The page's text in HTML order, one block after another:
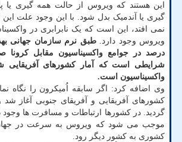
این هستند که ویروس از حالت همه گیری یا
گیری یا آندمیک بدل شود. با این وجود علت این
نمی افتد، این است که یک نابرابری در
ویروس وجود دارد.
درصد در جوامع واکسیناسیون مقابل کرونا
شرایطی است که آمار کشورهای
واکسیناسیون است.
وی اضافه کرد: اگر سابقه اُمیکرون را نگاه
کشورهای آفریقایی و آفریقای جنوبی آغاز
گردید. در کشورها ارتباطات و مسافرت ها
موجب می شود که ویروس به سرعت در جهان
کشوری به کشور دیگر رود.